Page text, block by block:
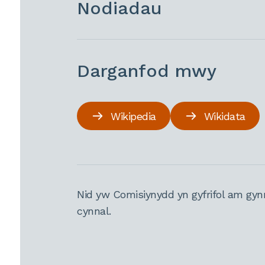
Nodiadau
Darganfod mwy
Wikipedia Wikidata
Nid yw Comisiynydd yn gyfrifol am
cynnal.